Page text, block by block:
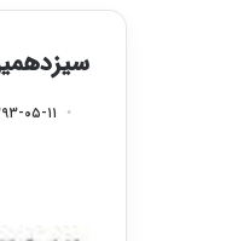
۱۳۹۳-